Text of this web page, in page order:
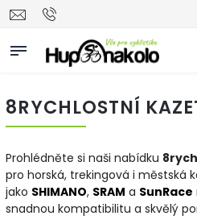
8RYCHLOSTNÍ
Prohlédněte si naši nabídku
pro horská, trekingová i městská
jako SHIMANO, SRAM a SunRace
snadnou kompatibilitu a skvělý